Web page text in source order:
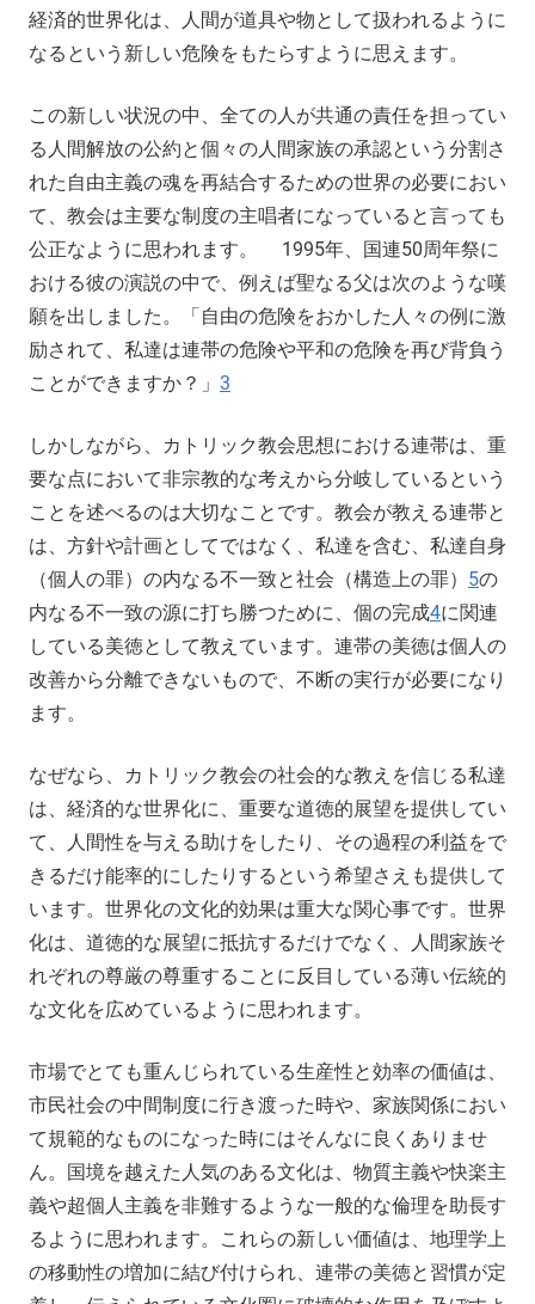
経済的世界化は、人間が道具や物として扱われるように
なるという新しい危険をもたらすように思えます。
この新しい状況の中、全ての人が共通の責任を担ってい
る人間解放の公約と個々の人間家族の承認という分割さ
れた自由主義の魂を再結合するための世界の必要におい
て、教会は主要な制度の主唱者になっていると言っても
公正なように思われます。 1995年、国連50周年祭に
おける彼の演説の中で、例えば聖なる父は次のような嘆
願を出しました。「自由の危険をおかした人々の例に激
励されて、私達は連帯の危険や平和の危険を再び背負う
ことができますか？」 3
しかしながら、カトリック教会思想における連帯は、重
要な点において非宗教的な考えから分岐しているという
ことを述べるのは大切なことです。教会が教える連帯と
は、方針や計画としてではなく、私達を含む、私達自身
（個人の罪）の内なる不一致と社会（構造上の罪） 5の
内なる不一致の源に打ち勝つために、個の完成4に関連
している美徳として教えています。連帯の美徳は個人の
改善から分離できないもので、不断の実行が必要になり
ます。
なぜなら、カトリック教会の社会的な教えを信じる私達
は、経済的な世界化に、重要な道徳的展望を提供してい
て、人間性を与える助けをしたり、その過程の利益をで
きるだけ能率的にしたりするという希望さえも提供して
います。世界化の文化的効果は重大な関心事です。世界
化は、道徳的な展望に抵抗するだけでなく、人間家族そ
れぞれの尊厳の尊重することに反目している薄い伝統的
な文化を広めているように思われます。
市場でとても重んじられている生産性と効率の価値は、
市民社会の中間制度に行き渡った時や、家族関係におい
て規範的なものになった時にはそんなに良くありませ
ん。国境を越えた人気のある文化は、物質主義や快楽主
義や超個人主義を非難するような一般的な倫理を助長す
るように思われます。これらの新しい価値は、地理学上
の移動性の増加に結び付けられ、連帯の美徳と習慣が定